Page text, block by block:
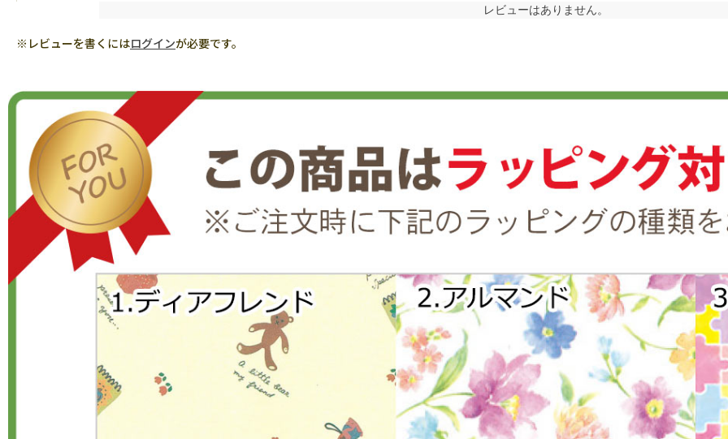
レビューはありません。
※レビューを書くにはログインが必要です。